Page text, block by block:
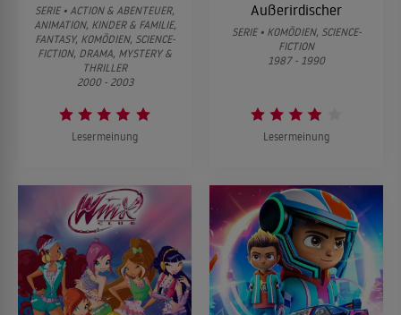
SERIE • ACTION & ABENTEUER,
ANIMATION, KINDER & FAMILIE,
FANTASY, KOMÖDIEN, SCIENCE-
FICTION, DRAMA, MYSTERY &
THRILLER
2000 - 2003
Lesermeinung
Außerirdischer
SERIE • KOMÖDIEN, SCIENCE-
FICTION
1987 - 1990
Lesermeinung